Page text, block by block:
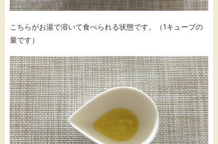
こちらがお湯で溶いて食べられる状態です。（1キューブの
量です）